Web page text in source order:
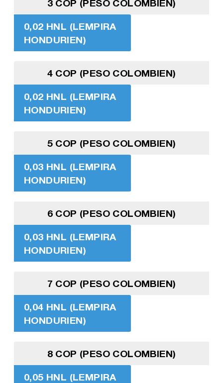
3 COP (PESO COLOMBIEN)
0,02 HNL (LEMPIRA
HONDURIEN)
4 COP (PESO COLOMBIEN)
0,02 HNL (LEMPIRA
HONDURIEN)
5 COP (PESO COLOMBIEN)
0,03 HNL (LEMPIRA
HONDURIEN)
6 COP (PESO COLOMBIEN)
0,03 HNL (LEMPIRA
HONDURIEN)
7 COP (PESO COLOMBIEN)
0,04 HNL (LEMPIRA
HONDURIEN)
8 COP (PESO COLOMBIEN)
0,05 HNL (LEMPIRA